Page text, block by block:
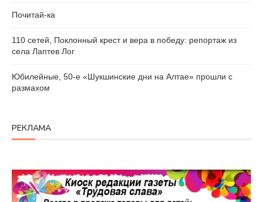
Почитай-ка
110 сетей, Поклонный крест и вера в победу: репортаж из
села Лаптев Лог
Юбилейные, 50-е «Шукшинские дни на Алтае» прошли с
размахом
РЕКЛАМА